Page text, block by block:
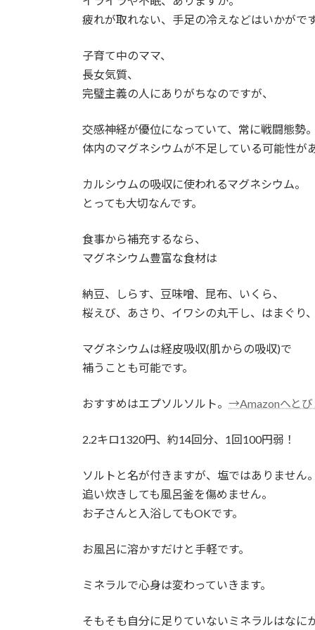
:
疲れが取れない、手足の冷えなどはいかがです
子育て中のママ、
長女気質、
完璧主義の人にありがちなのですが、
交感神経が優位になっていて、常に戦闘態勢。
体内のマグネシウムが不足している可能性があ
カルシウムの吸収に使われるマグネシウム。
とっても大切なんです。
食事から補充するなら、
マグネシウム豊富な食材は
納豆、しらす、豆味噌、昆布、いくら、
桜えび、あさり、イワシの丸干し、はまぐり、
マグネシウムは経皮吸収(肌からの吸収)で
補うことも可能です。
おすすめはエプソルソルト。 →Amazonへとび
2.2キロ1320円、約14回分、1回100円弱！
ソルトと名が付きますが、塩ではありません。
追い炊きしても風呂釜を傷めません。
お子さんと入浴してもOKです。
お風呂に溶かすだけと手軽です。
ミネラルで心身は変わっていきます。
そもそも自分に足りていないミネラルはなにか